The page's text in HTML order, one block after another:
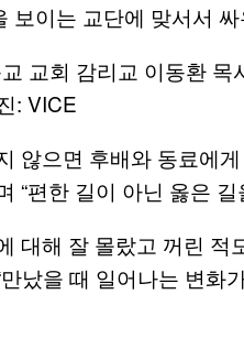
보이는 교단에 맞서서
: VICE
않으면 후배와 동료에
“편한 길이 아닌 옳은
대해 잘 몰랐고 꺼린
났을 때 일어나는 변화